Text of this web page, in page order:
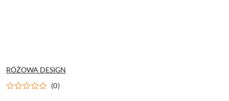
NAZWA
PRODUCENTA:
RÓŻOWA DESIGN
(0)